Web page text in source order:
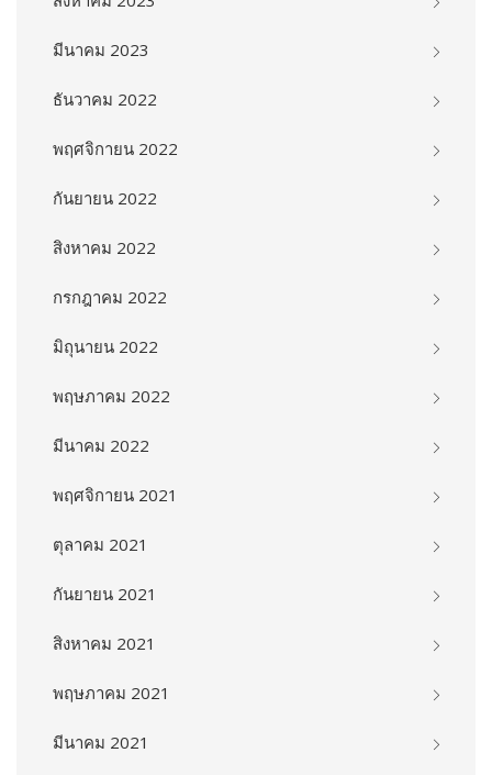
มีนาคม 2023
ธันวาคม 2022
พฤศจิกายน 2022
กันยายน 2022
สิงหาคม 2022
กรกฎาคม 2022
มิถุนายน 2022
พฤษภาคม 2022
มีนาคม 2022
พฤศจิกายน 2021
ตุลาคม 2021
กันยายน 2021
สิงหาคม 2021
พฤษภาคม 2021
มีนาคม 2021